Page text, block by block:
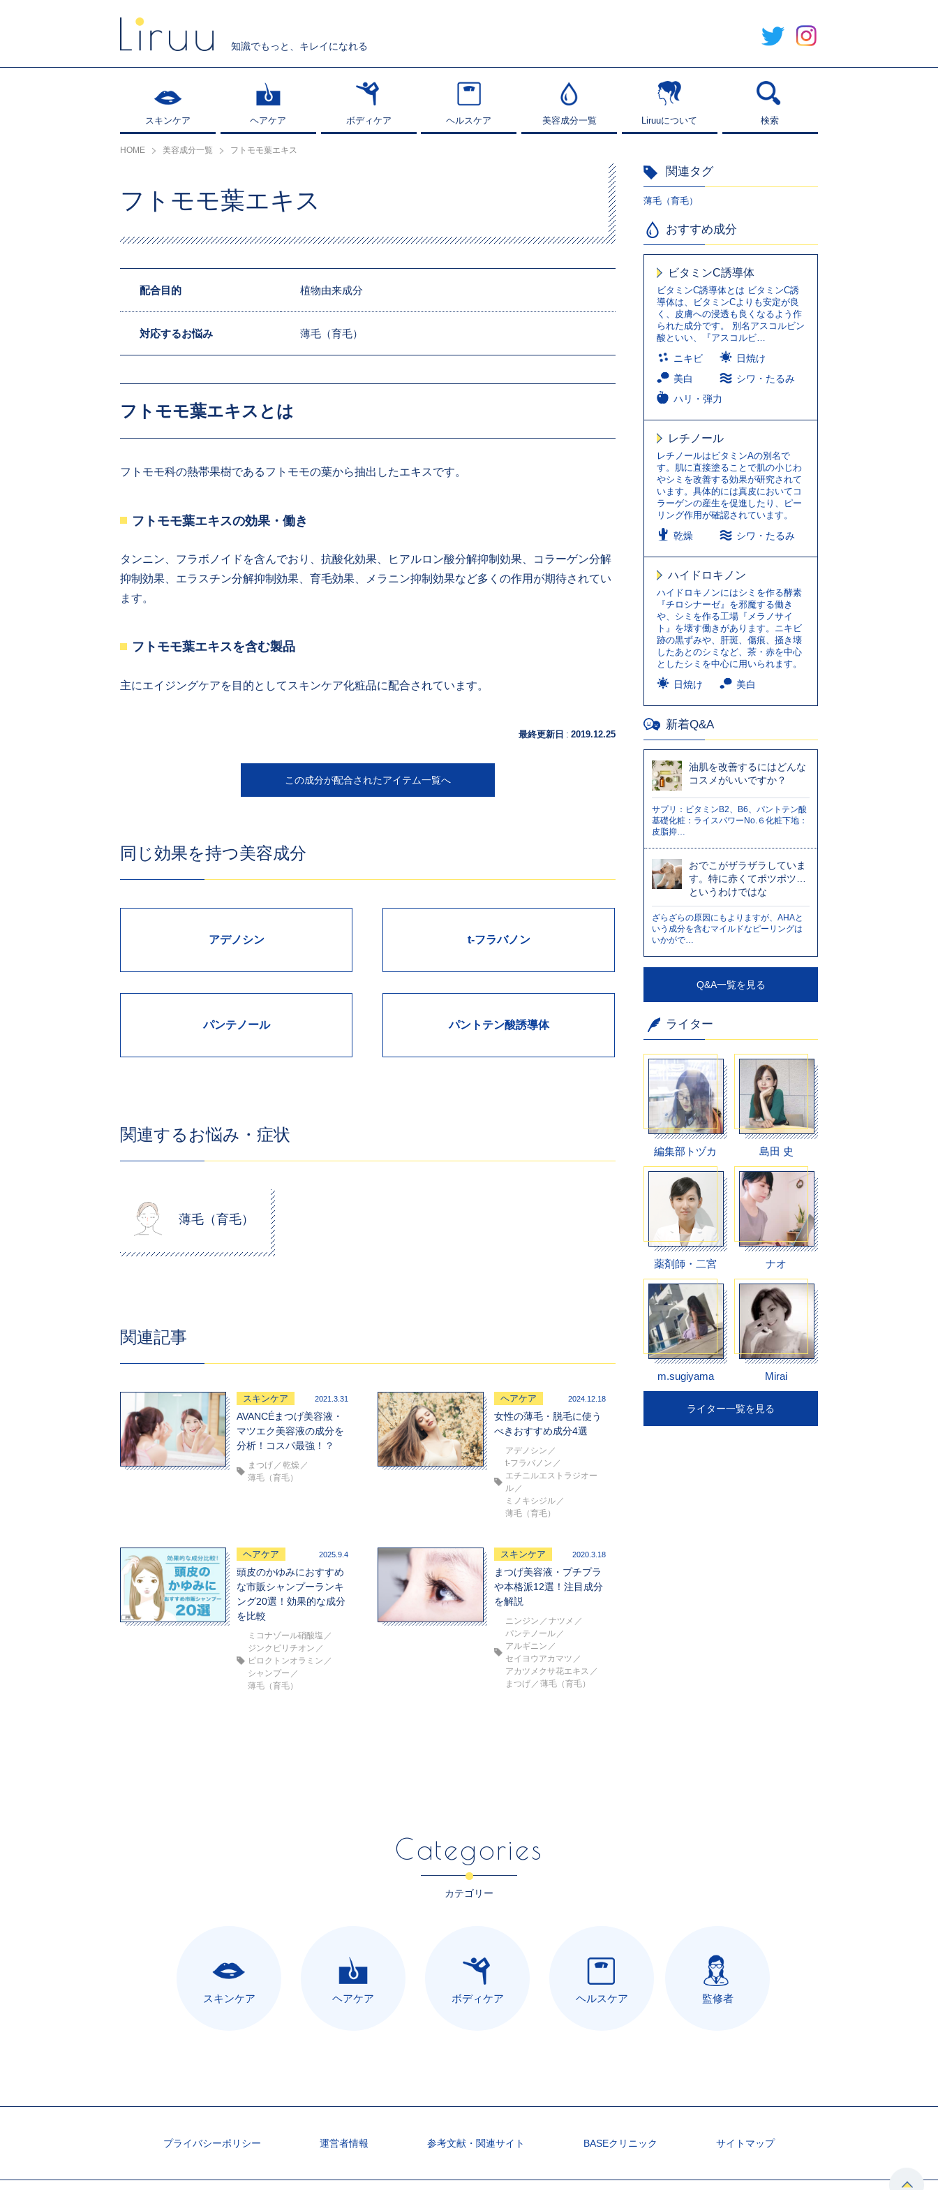
知識でもっと、キレイになれる
スキンケア
スキンケア ヘアケア
ヘアケア ボディケア
ボディケア ヘルスケア
ヘルスケア 美容成分一覧
美容成分一覧 Liruuについて
Liruuについて 検索
検索
HOME 美容成分一覧 フトモモ葉エキス
フトモモ葉エキス
配合目的 植物由来成分
対応するお悩み 薄毛（育毛）
フトモモ葉エキスとは
フトモモ科の熱帯果樹であるフトモモの葉から抽出したエキスです。
フトモモ葉エキスの効果・働き
タンニン、フラボノイドを含んでおり、抗酸化効果、ヒアルロン酸分解抑制効果、コラーゲン分解
抑制効果、エラスチン分解抑制効果、育毛効果、メラニン抑制効果など多くの作用が期待されてい
ます。
フトモモ葉エキスを含む製品
主にエイジングケアを目的としてスキンケア化粧品に配合されています。
最終更新日 : 2019.12.25
この成分が配合されたアイテム一覧へ
同じ効果を持つ美容成分
アデノシン t-フラバノン
パンテノール パントテン酸誘導体
関連するお悩み・症状
薄毛（育毛）
関連記事
スキンケア 2021.3.31
AVANCÉまつげ美容液・
マツエク美容液の成分を
分析！コスパ最強！？
まつげ
乾燥
薄毛（育毛）
ヘアケア 2024.12.18
女性の薄毛・脱毛に使う
べきおすすめ成分4選
アデノシン
t-フラバノン
エチニルエストラジオー
ル
ミノキシジル
薄毛（育毛）
ヘアケア 2025.9.4
頭皮のかゆみにおすすめ
な市販シャンプーランキ
ング20選！効果的な成分
を比較
ミコナゾール硝酸塩
ジンクピリチオン
ピロクトンオラミン
シャンプー
薄毛（育毛）
スキンケア 2020.3.18
まつげ美容液・プチプラ
や本格派12選！注目成分
を解説
ニンジン
ナツメ
パンテノール
アルギニン
セイヨウアカマツ
アカツメクサ花エキス
まつげ
薄毛（育毛）
関連タグ
薄毛（育毛）
おすすめ成分
ビタミンC誘導体
ビタミンC誘導体とは ビタミンC誘
導体は、ビタミンCよりも安定が良
く、皮膚への浸透も良くなるよう作
られた成分です。 別名アスコルビン
酸といい、『アスコルビ…
ニキビ
日焼け
美白
シワ・たるみ
ハリ・弾力
レチノール
レチノールはビタミンAの別名で
す。肌に直接塗ることで肌の小じわ
やシミを改善する効果が研究されて
います。具体的には真皮においてコ
ラーゲンの産生を促進したり、ピー
リング作用が確認されています。
乾燥 シワ・たるみ
ハイドロキノン
ハイドロキノンにはシミを作る酵素
『チロシナーゼ』を邪魔する働き
や、シミを作る工場『メラノサイ
ト』を壊す働きがあります。ニキビ
跡の黒ずみや、肝斑、傷痕、掻き壊
したあとのシミなど、茶・赤を中心
としたシミを中心に用いられます。
日焼け 美白
新着Q&A
油肌を改善するにはどんな
コスメがいいですか？
サプリ：ビタミンB2、B6、パントテン酸
基礎化粧：ライスパワーNo.６化粧下地：
皮脂抑…
おでこがザラザラしていま
す。特に赤くてポツポツ…
というわけではな
ざらざらの原因にもよりますが、AHAと
いう成分を含むマイルドなピーリングは
いかがで…
Q&A一覧を見る
ライター
編集部トヅカ 島田 史
薬剤師・二宮 ナオ
m.sugiyama Mirai
ライター一覧を見る
Categories
カテゴリー
スキンケア ヘアケア ボディケア ヘルスケア 監修者
プライバシーポリシー 運営者情報 参考文献・関連サイト BASEクリニック サイトマップ